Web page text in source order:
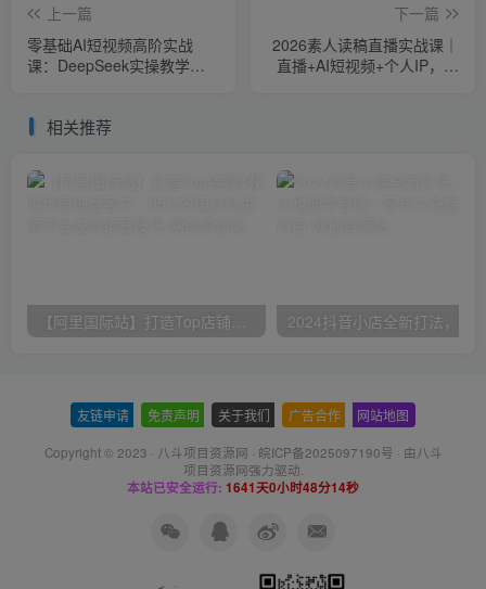
上一篇
零基础AI短视频高阶实战
课：DeepSeek实操教学，
下一篇
2026素人读稿直播实战课｜
直播+AI短视频+个人IP，让
相关推荐
友链申请 免责声明 关于我们 广告合作 网站地图
Copyright © 2023 · 八斗项目资源网 · 皖ICP备2025097190号 · 由八斗
项目资源网强力驱动.
本站已安全运行: 1641天0小时48分14秒